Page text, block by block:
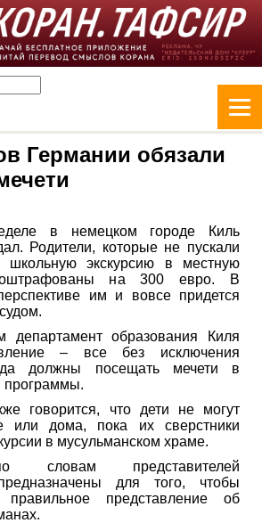
Германии обязали
в немецком городе Киль
Родители, которые не пускали
экскурсию в местную
на 300 евро. В
им и вовсе придется
департамент образования Киля
– все без исключения
должны посещать мечети в
программы.
говорится, что дети не могут
или дома, пока их сверстники
в мусульманском храме.
словам представителей
для того, чтобы
представление об